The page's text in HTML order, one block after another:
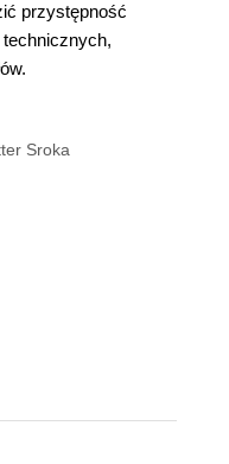
przystępność
Sroka